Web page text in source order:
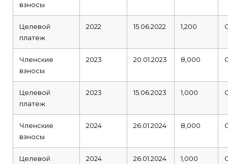
взносы
Целевой
платеж
2022 15.06.2022 1,200
Членские
взносы
2023 20.01.2023 8,000
Целевой
платеж
2023 15.06.2023 1,000
Членские
взносы
2024 26.01.2024 8,000
Целевой
2024 26.01.2024 1,000